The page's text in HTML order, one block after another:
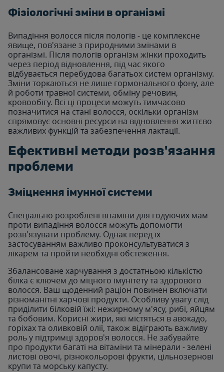
Фізіологічні зміни в організмі
Випадіння волосся після пологів - це комплексне
явище, пов'язане з природними змінами в
організмі. Після пологів організм жінки проходить
через період відновлення, під час якого
відбувається перебудова багатьох систем організму.
Зміни торкаються не лише гормонального фону, але
й роботи травної системи, обміну речовин,
кровообігу. Всі ці процеси можуть тимчасово
позначитися на стані волосся, оскільки організм
спрямовує основні ресурси на відновлення життєво
важливих функцій та забезпечення лактації.
Ефективні методи розв'язання
проблеми
Зміцнення імунної системи
Спеціально розроблені вітаміни для годуючих мам
проти випадіння волосся можуть допомогти
розв'язувати проблему. Однак перед їх
застосуванням важливо проконсультуватися з
лікарем та пройти необхідні обстеження.
Збалансоване харчування з достатньою кількістю
білка є ключем до міцного імунітету та здорового
волосся. Ваш щоденний раціон повинен включати
різноманітні харчові продукти. Особливу увагу слід
приділити білковій їжі: нежирному м'ясу, рибі, яйцям
та бобовим. Корисні жири, які містяться в авокадо,
горіхах та оливковій олії, також відіграють важливу
роль у підтримці здоров'я волосся. Не забувайте
про продукти багаті на вітаміни та мінерали - зелені
листові овочі, різнокольорові фрукти, цільнозернові
крупи та морську капусту.